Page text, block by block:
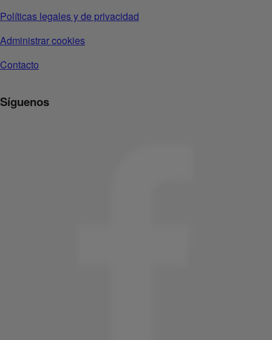
Políticas legales y de privacidad
Administrar cookies
Contacto
Síguenos